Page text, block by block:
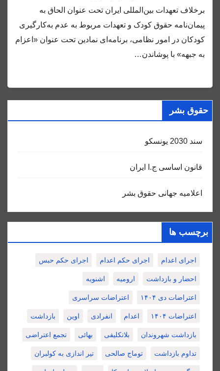
برخلاف تعهدات بین‌المللی ایران تحت عنوان الحاق به
پیمان‌نامه حقوق کودک و تعهدات مربوط به عدم به‌کارگیری
کودکان در امور نظامی، برنامه‌ای نمادین تحت عنوان «اعزام
به جبهه» با پوشاندن…
حقوق بشر
سند 2030 یونسکو
قانون اساسی ج.ا ایران
اعلامیه جهانی حقوق بشر
برچسب ها
اجرای اعدام اجرای حکم اعدام اجرای حکم حبس
احضار و بازداشت ارومیه اشنویه
اعتراضات دی ۱۴۰۴ اعتراضات سراسری
اعتراضات ۱۴۰۴ اعدام انفرادی اوین بازداشت
بازداشت شهروندان بلاتکلیفی بهائی تجمع اعتراضی
تداوم بازداشت توماج صالحی تیر اندازی به کولبران